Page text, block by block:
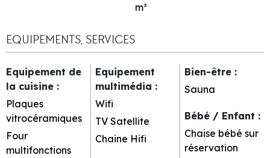
m²
EQUIPEMENTS, SERVICES
Equipement de
la cuisine :
Plaques
vitrocéramiques
Four
multifonctions
Equipement
multimédia :
Wifi
TV Satellite
Chaine Hifi
Bien-être :
Sauna
Bébé / Enfant :
Chaise bébé sur
réservation